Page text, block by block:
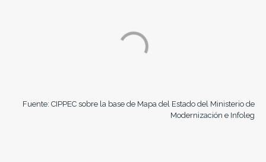
Fuente: CIPPEC sobre la base de Mapa del Estado del Ministerio de
Modernización e Infoleg